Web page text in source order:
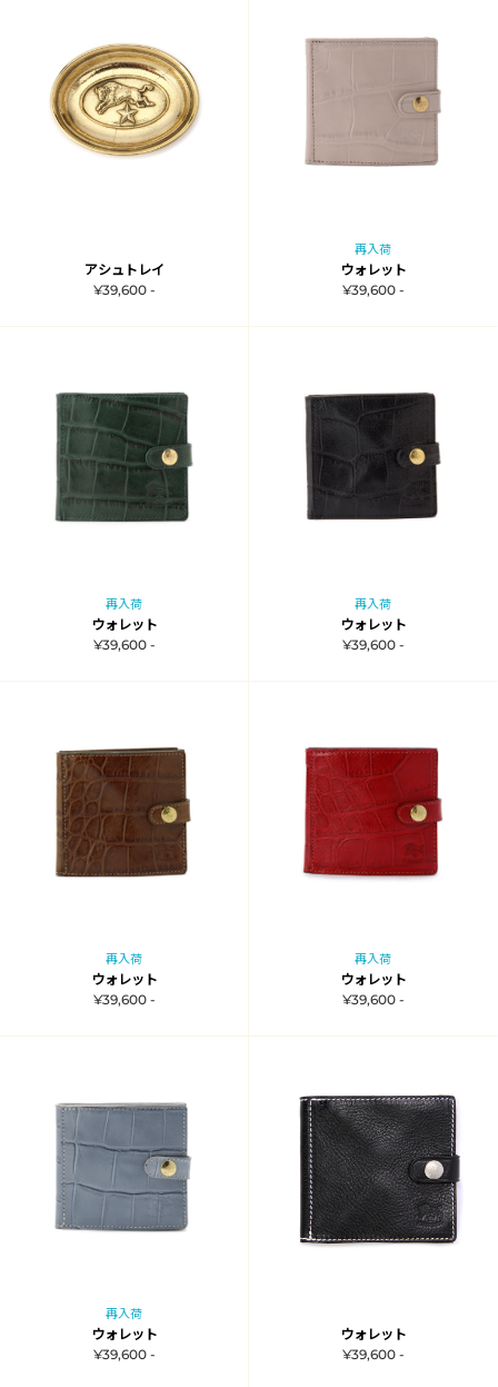
アシュトレイ
¥39,600 -
再入荷
ウォレット
¥39,600 -
再入荷
ウォレット
¥39,600 -
再入荷
ウォレット
¥39,600 -
再入荷
ウォレット
¥39,600 -
再入荷
ウォレット
¥39,600 -
再入荷
ウォレット
¥39,600 -
ウォレット
¥39,600 -